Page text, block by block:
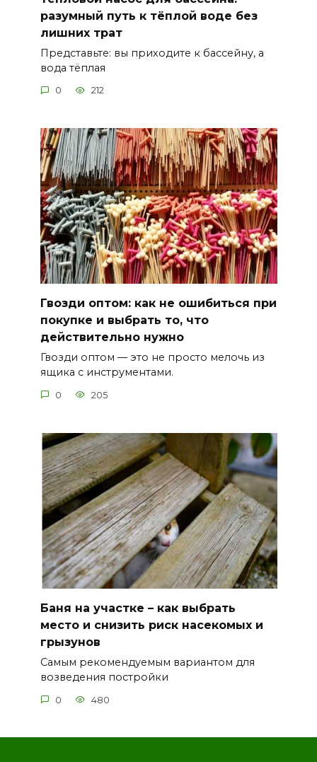
разумный путь к тёплой воде без
лишних трат
Представьте: вы приходите к бассейну, а
вода тёплая
0 212
Гвозди оптом: как не ошибиться при
покупке и выбрать то, что
действительно нужно
Гвозди оптом — это не просто мелочь из
ящика с инструментами.
0 205
Баня на участке – как выбрать
место и снизить риск насекомых и
грызунов
Самым рекомендуемым вариантом для
возведения постройки
0 480